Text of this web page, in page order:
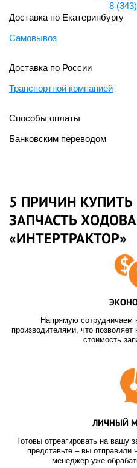
8
Доставка по Екатеринбургу
Самовывоз
Доставка по России
Транспортной компанией
Способы оплаты
Банковским переводом
5 ПРИЧИН КУПИТЬ
ЗАПЧАСТЬ
«ИНТЕРТРАКТОР»
Напрямую
производителями, что
стоимость
ЛИЧНЫЙ
Готовы отреагировать на вашу
представьте – вы отправили
менеджер уже